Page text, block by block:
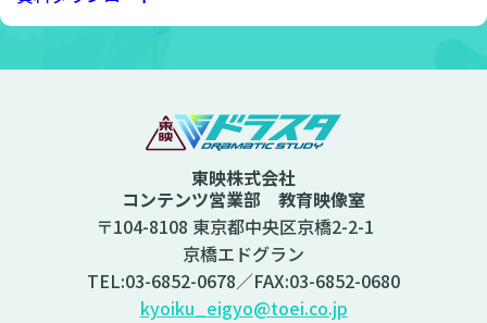
東映株式会社
コンテンツ営業部 教育映像室
〒104-8108 東京都中央区京橋2-2-1
京橋エドグラン
TEL:03-6852-0678／FAX:03-6852-0680
kyoiku_eigyo@toei.co.jp